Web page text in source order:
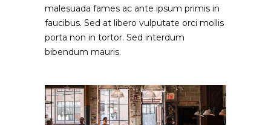
malesuada fames ac ante ipsum primis in
faucibus. Sed at libero vulputate orci mollis
porta non in tortor. Sed interdum
bibendum mauris.